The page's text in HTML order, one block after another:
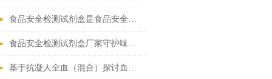
食品安全检测试剂盒是食品安全领域的重要工具
食品安全检测试剂盒厂家守护味蕾的守护者
基于抗凝人全血（混合）探讨血液流变学特性及其影响因素